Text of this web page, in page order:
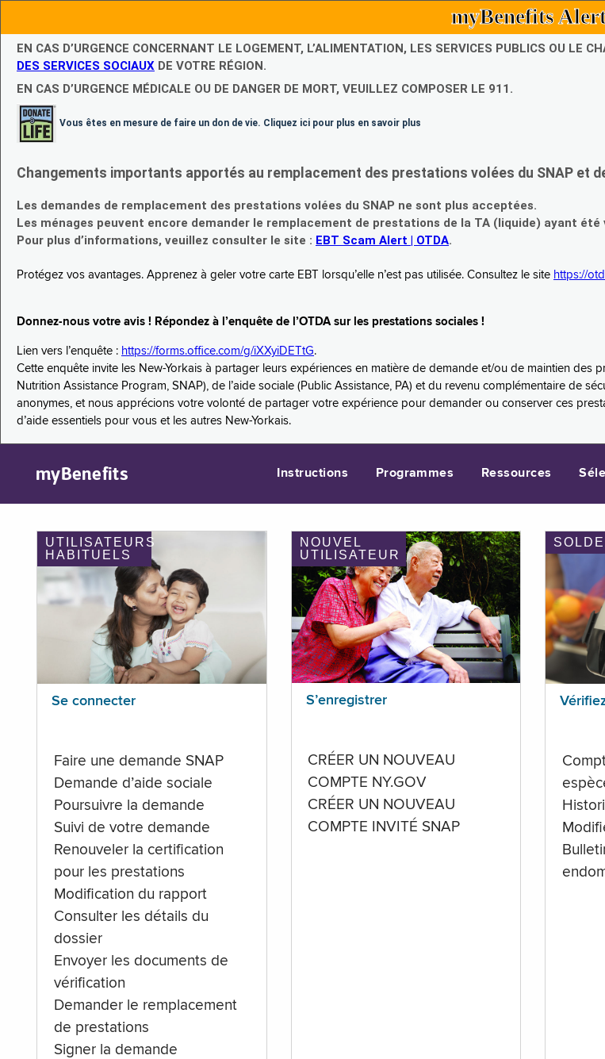
myBenefits
EN CAS D’URGENCE CONCERNANT LE LOGEMENT, L’ALIMENTATION, LES SERVICES PUBLICS OU LE
DES SERVICES SOCIAUX DE VOTRE RÉGION.
EN CAS D’URGENCE MÉDICALE OU DE DANGER DE MORT, VEUILLEZ COMPOSER LE 911.
Vous êtes en mesure de faire un don de vie. Cliquez ici pour plus en savoir plus
Changements importants apportés au remplacement des prestations volées du SNAP et
Les demandes de remplacement des prestations volées du SNAP ne sont plus acceptées.
Les ménages peuvent encore demander le remplacement de prestations de la TA (liquide) ayant été
Pour plus d’informations, veuillez consulter le site : EBT Scam Alert | OTDA.
Protégez vos avantages. Apprenez à geler votre carte EBT lorsqu’elle n’est pas utilisée. Consultez le site https://
Donnez-nous votre avis ! Répondez à l’enquête de l’OTDA sur les prestations sociales !
Lien vers l’enquête : https://forms.office.com/g/iXXyiDETtG.
Cette enquête invite les New-Yorkais à partager leurs expériences en matière de demande et/ou de maintien des
Nutrition Assistance Program, SNAP), de l’aide sociale (Public Assistance, PA) et du revenu complémentaire de
anonymes, et nous apprécions votre volonté de partager votre expérience pour demander ou conserver ces
d’aide essentiels pour vous et les autres New-Yorkais.
myBenefits Instructions Programmes Ressources
UTILISATEURS
HABITUELS
Se connecter
Faire une demande SNAP
Demande d’aide sociale
Poursuivre la demande
Suivi de votre demande
Renouveler la certification
pour les prestations
Modification du rapport
Consulter les détails du
dossier
Envoyer les documents de
vérification
Demander le remplacement
de prestations
Signer la demande
NOUVEL
UTILISATEUR
S’enregistrer
CRÉER UN NOUVEAU
COMPTE NY.GOV
CRÉER UN NOUVEAU
COMPTE INVITÉ SNAP